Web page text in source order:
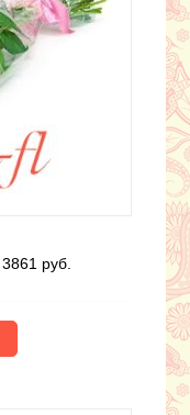
3861 руб.